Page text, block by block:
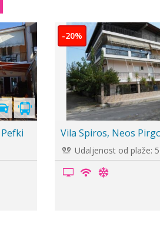
-10%
Vila Orion, Edipsos
Udaljenost od plaže: